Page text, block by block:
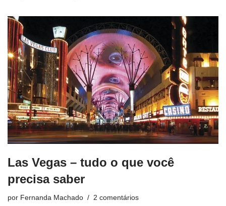
Las Vegas – tudo o que você
precisa saber
por Fernanda Machado 2 comentários